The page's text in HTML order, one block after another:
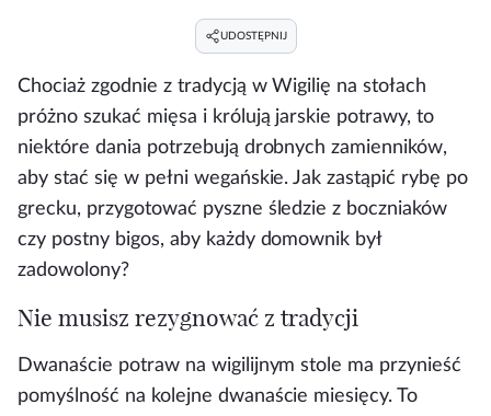
UDOSTĘPNIJ
Chociaż zgodnie z tradycją w Wigilię na stołach
próżno szukać mięsa i królują jarskie potrawy, to
niektóre dania potrzebują drobnych zamienników,
aby stać się w pełni wegańskie. Jak zastąpić rybę po
grecku, przygotować pyszne śledzie z boczniaków
czy postny bigos, aby każdy domownik był
zadowolony?
Nie musisz rezygnować z tradycji
Dwanaście potraw na wigilijnym stole ma przynieść
pomyślność na kolejne dwanaście miesięcy. To